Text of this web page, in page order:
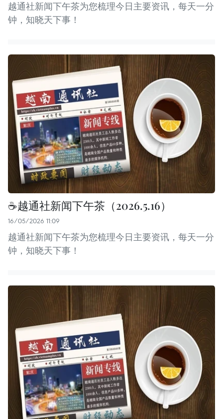
越通社新闻下午茶为您梳理今日主要资讯，每天一分
钟，知晓天下事！
☕️越通社新闻下午茶（2026.5.16）
16/05/2026 11:09
越通社新闻下午茶为您梳理今日主要资讯，每天一分
钟，知晓天下事！